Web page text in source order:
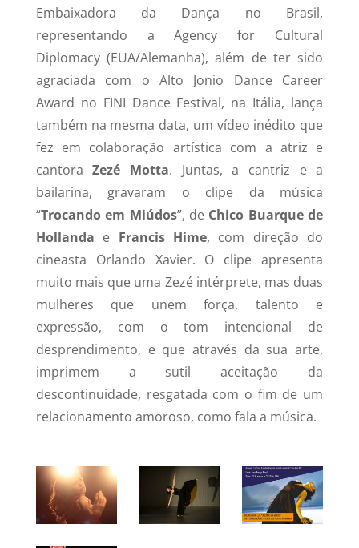
Embaixadora da Dança no Brasil,
representando a Agency for Cultural
Diplomacy (EUA/Alemanha), além de ter sido
agraciada com o Alto Jonio Dance Career
Award no FINI Dance Festival, na Itália, lança
também na mesma data, um vídeo inédito que
fez em colaboração artística com a atriz e
cantoraZezé Motta. Juntas, a cantriz e a
bailarina, gravaram o clipe da música
“Trocando em Miúdos”, de Chico Buarque de
Hollanda e Francis Hime, com direção do
cineasta Orlando Xavier. O clipe apresenta
muito mais que uma Zezé intérprete, mas duas
mulheres que unem força, talento e
expressão, com o tom intencional de
desprendimento, e que através da sua arte,
imprimem a sutil aceitação da
descontinuidade, resgatada com o fim de um
relacionamento amoroso, como fala a música.